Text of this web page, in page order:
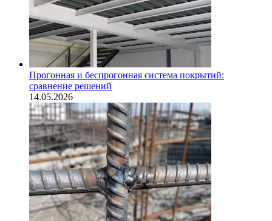
Прогонная и беспрогонная система покрытий:
сравнение решений
14.05.2026